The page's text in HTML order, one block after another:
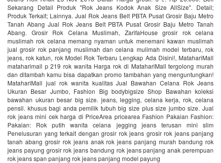
Sekarang Detail Produk "Rok Jeans Kodok Anak Size AllSize". Detail;
Produk Terkait; Lainnya. Jual Rok Jeans Belt PBTA Pusat Grosir Baju Metro
Tanah Abang Jual Rok Jeans Belt PBTA Pusat Grosir Baju Metro Tanah
Abang. Grosir Rok Celana Muslimah, ZarifaHouse grosir rok celana
muslimah rok celana memang nyaman untuk menemani kawan muslimah
jual grosir rok panjang muslimah dan celana mulimah model terbaru, rok
jeans, rok katun, rok Model Rok Terbaru Lengkap Ada Disini!, MatahariMall
mataharimall p 219 rok wanita Harga rok di MatahariMall tergolong murah
dan ditambah kamu bisa dapatkan promo tambahan yang menguntungkan!
MatahariMall jual rok wanita kualitas Jual Bawahan Celana Rok Jeans
Ukuran Besar Jumbo, Fashion Big bodybigsize Shop Bawahan koleksi
bawahan ukuran besar big size. jeans, legging, celana kerja, rok, celana
pensil. khusus bagi anda pemilik tubuh big size plus size jumbo size. Jual
rok jeans mini cek harga di PriceArea pricearea Fashion Pakaian Fashion:
Pakaian: Rok putih wanita celana jegging jeans terusan mini slim
Penelusuran yang terkait dengan grosir rok jeans grosir rok jeans panjang
tanah abang grosir rok jeans anak rok jeans panjang murah bandung rok
jeans payung grosir rok jeans bandung rok jeans panjang anak perempuan
rok jeans span panjang rok jeans panjang model payung